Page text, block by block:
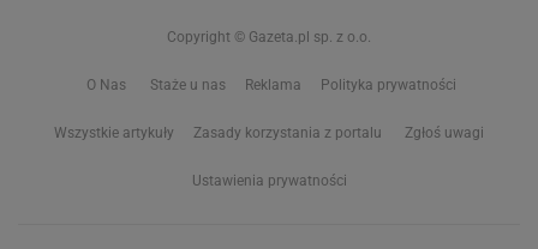
Copyright © Gazeta.pl sp. z o.o.
O Nas Staże u nas Reklama Polityka prywatności
Wszystkie artykuły Zasady korzystania z portalu Zgłoś uwagi
Ustawienia prywatności